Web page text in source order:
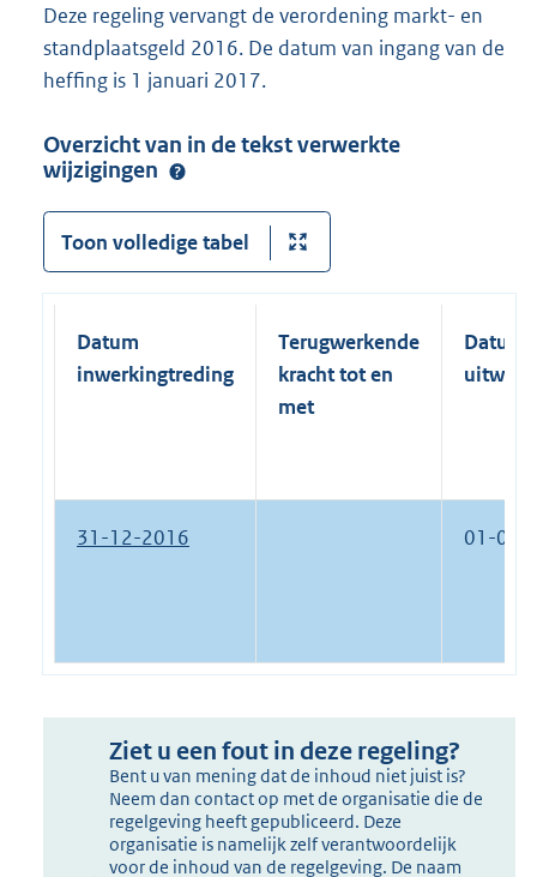
Deze regeling vervangt de verordening markt- en
standplaatsgeld 2016. De datum van ingang van de
heffing is 1 januari 2017.
Overzicht van in de tekst verwerkte
wijzigingen
Toon volledige tabel
Datum
inwerkingtreding
Terugwerkende
kracht tot en
met
Datum
31-12-2016 01-01-
Ziet u een fout in deze regeling?
Bent u van mening dat de inhoud niet juist is?
Neem dan contact op met de organisatie die de
regelgeving heeft gepubliceerd. Deze
organisatie is namelijk zelf verantwoordelijk
voor de inhoud van de regelgeving. De naam